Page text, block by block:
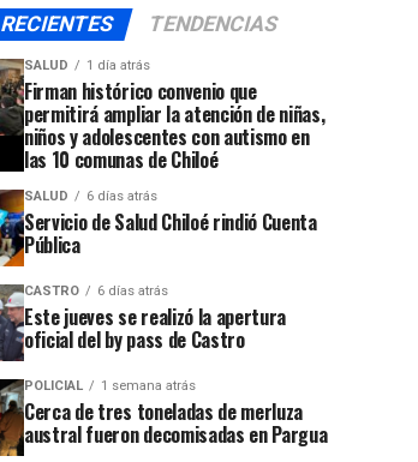
RECIENTES TENDENCIAS
SALUD 1 día atrás
Firman histórico convenio que
permitirá ampliar la atención de niñas,
niños y adolescentes con autismo en
las 10 comunas de Chiloé
SALUD 6 días atrás
Servicio de Salud Chiloé rindió Cuenta
Pública
CASTRO 6 días atrás
Este jueves se realizó la apertura
oficial del by pass de Castro
POLICIAL 1 semana atrás
Cerca de tres toneladas de merluza
austral fueron decomisadas en Pargua